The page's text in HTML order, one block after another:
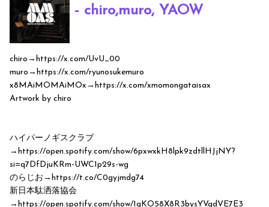
- chiro,muro, YAOW
chiro→https://x.com/UvU_00
muro→https://x.com/ryunosukemuro
x8MAiMOMAiMOx→https://x.com/xmomongataisax
Artwork by chiro
ハイパーノギスクラブ
→https://open.spotify.com/show/6pxwxkH8lpk9zdtllHJjNY?
si=q7DfDjuKRm-UWC1p29s-wg
のらじお→https://t.co/C0gyjmdg74
新日本駄洒落協会
→https://open.spotify.com/show/1qKO58X8R3bysYVqdVE7E3